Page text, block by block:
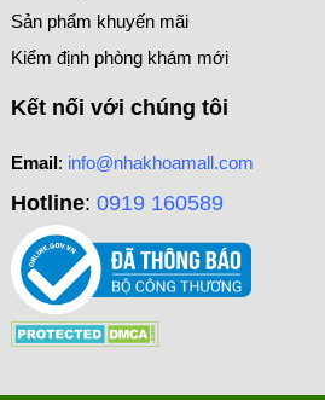
Sản phẩm khuyến mãi
Kiểm định phòng khám mới
Kết nối với chúng tôi
Email: info@nhakhoamall.com
Hotline: 0919 160589